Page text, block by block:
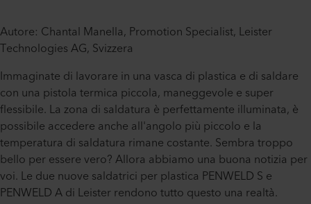
Autore: Chantal Manella, Promotion Specialist, Leister
Technologies AG, Svizzera
Immaginate di lavorare in una vasca di plastica e di saldare
con una pistola termica piccola, maneggevole e super
flessibile. La zona di saldatura è perfettamente illuminata, è
possibile accedere anche all'angolo più piccolo e la
temperatura di saldatura rimane costante. Sembra troppo
bello per essere vero? Allora abbiamo una buona notizia per
voi. Le due nuove saldatrici per plastica PENWELD S e
PENWELD A di Leister rendono tutto questo una realtà.